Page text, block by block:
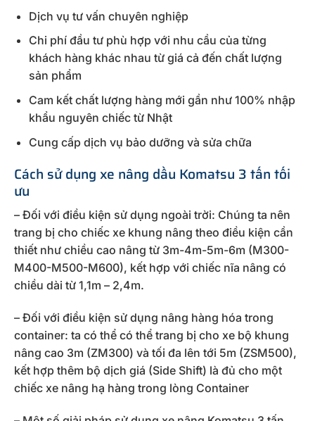
Dịch vụ tư vấn chuyên nghiệp
Chi phí đầu tư phù hợp với nhu cầu của từng
khách hàng khác nhau từ giá cả đến chất lượng
sản phẩm
Cam kết chất lượng hàng mới gần như 100% nhập
khẩu nguyên chiếc từ Nhật
Cung cấp dịch vụ bảo dưỡng và sửa chữa
Cách sử dụng xe nâng dầu Komatsu 3 tấn tối
ưu
– Đối với điều kiện sử dụng ngoài trời: Chúng ta nên
trang bị cho chiếc xe khung nâng theo điều kiện cần
thiết như chiều cao nâng từ 3m-4m-5m-6m (M300-
M400-M500-M600), kết hợp với chiếc nĩa nâng có
chiều dài từ 1,1m – 2,4m.
– Đối với điều kiện sử dụng nâng hàng hóa trong
container: ta có thể có thể trang bị cho xe bộ khung
nâng cao 3m (ZM300) và tối đa lên tới 5m (ZSM500),
kết hợp thêm bộ dịch giá (Side Shift) là đủ cho một
chiếc xe nâng hạ hàng trong lòng Container